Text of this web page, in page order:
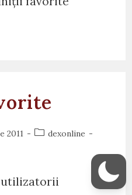
2011
Postdexonline
utilizatorii